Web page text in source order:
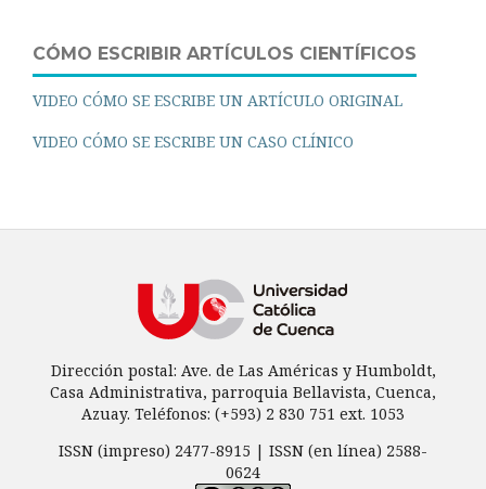
CÓMO ESCRIBIR ARTÍCULOS CIENTÍFICOS
VIDEO CÓMO SE ESCRIBE UN ARTÍCULO ORIGINAL
VIDEO CÓMO SE ESCRIBE UN CASO CLÍNICO
Dirección postal: Ave. de Las Américas y Humboldt,
Casa Administrativa, parroquia Bellavista, Cuenca,
Azuay. Teléfonos: (+593) 2 830 751 ext. 1053
ISSN (impreso) 2477-8915 | ISSN (en línea) 2588-
0624